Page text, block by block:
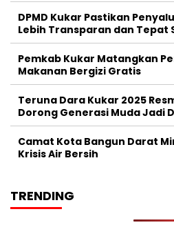
DPMD Kukar Pastikan
Lebih Transparan dan Tepat
Pemkab Kukar Matangkan
Makanan Bergizi Gratis
Teruna Dara Kukar 2025
Dorong Generasi Muda Jadi
Camat Kota Bangun Darat
Krisis Air Bersih
TRENDING